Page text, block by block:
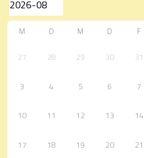
M D M D F
27 28 29 30 31
3 4 5 6 7
10 11 12 13 14
17 18 19 20 21